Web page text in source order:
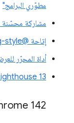
مطوّري البرامج"
مشاركة محسّنة
إتاحة @starting-style
أداة المحرّر
13
142